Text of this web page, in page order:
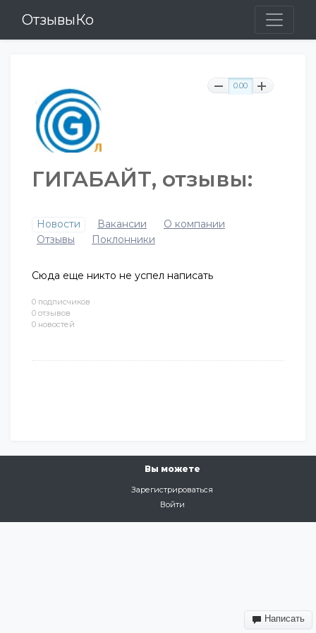
ОтзывыКо
0 подписчиков
0 отзывов
0 новостей
0.00
ГИГАБАЙТ, отзывы:
Новости Вакансии
О компании
Отзывы
Поклонники
Сюда еще никто не успел написать
Вы можете
Зарегистрироваться
Войти
Написать